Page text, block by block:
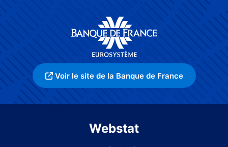
Voir le site de la Banque de France
Webstat